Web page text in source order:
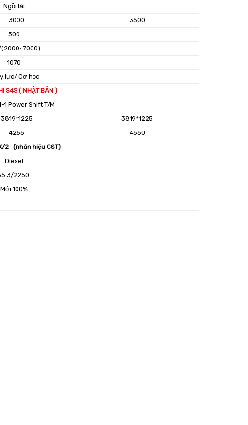
Ngồi lái
3000
3500
500
(2000~7000)
1070
lực/ Cơ học
S4S ( NHẬT BẢN )
1 Power Shift T/M
3819*1225
3819*1225
4265
4550
2 (nhãn hiệu CST)
Diesel
2250
Mới 100%